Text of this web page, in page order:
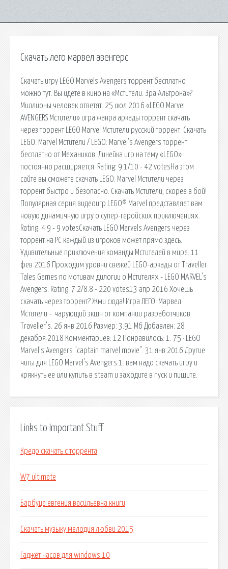
Скачать лего марвел авенгерс
Скачать игру LEGO Marvels Avengers торрент бесплатно
можно тут. Вы идете в кино на «Мстители: Эра Альтрона»?
Миллионы человек ответят. 25 июл 2016 «LEGO Marvel
AVENGERS Мстители» игра жанра аркады торрент скачать
через торрент LEGO Marvel Мстители русский торрент. Скачать
LEGO: Marvel Мстители / LEGO: Marvel's Avengers торрент
бесплатно от Механиков. Линейка игр на тему «LEGO»
постоянно расширяется. Rating: 9.1/10 - 42 votesНа этом
сайте вы сможете скачать LEGO: Marvel Мстители через
торрент быстро и безопасно. Скачать Мстители, скорее в бой!
Популярная серия видеоигр LEGO® Marvel представляет вам
новую динамичную игру о супер-геройских приключениях.
Rating: 4.9 - 9 votesСкачать LEGO Marvels Avengers через
торрент на PC каждый из игроков может прямо здесь.
Удивительные приключения команды Мстителей в мире. 11
фев 2016 Проходим уровни свежей LEGO-аркады от Traveller
Tales Games по мотивам дилогии о Мстителях - LEGO MARVEL's
Avengers. Rating: 7.2/8.8 - 220 votes13 апр 2016 Хочешь
скачать через торрент? Жми сюда! Игра ЛЕГО: Марвел
Мстители – чарующий экшн от компании разработчиков
Traveller's. 26 янв 2016 Размер: 3.91 Мб Добавлен: 28
декабря 2018 Комментариев: 12 Понравилось: 1. 75 · LEGO
Marvel's Avengers "captain marvel movie". 31 янв 2016 Другие
читы для LEGO Marvel's Avengers 1. вам надо скачать игру и
крякнуть ее или купить в steam и заходите в пуск и пишите.
Links to Important Stuff
Кредо скачать с торрента
W7 ultimate
Барбуца евгения васильевна книги
Скачать музыку мелодия любви 2015
Гаджет часов для windows 10